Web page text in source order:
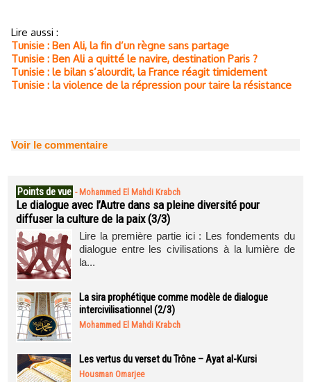
Lire aussi :
Tunisie : Ben Ali, la fin d’un règne sans partage
Tunisie : Ben Ali a quitté le navire, destination Paris ?
Tunisie : le bilan s’alourdit, la France réagit timidement
Tunisie : la violence de la répression pour taire la résistance
Voir le commentaire
Points de vue - Mohammed El Mahdi Krabch
Le dialogue avec l’Autre dans sa pleine diversité pour
diffuser la culture de la paix (3/3)
Lire la première partie ici : Les fondements du
dialogue entre les civilisations à la lumière de
la...
La sira prophétique comme modèle de dialogue
intercivilisationnel (2/3)
Mohammed El Mahdi Krabch
Les vertus du verset du Trône – Ayat al-Kursi
Housman Omarjee